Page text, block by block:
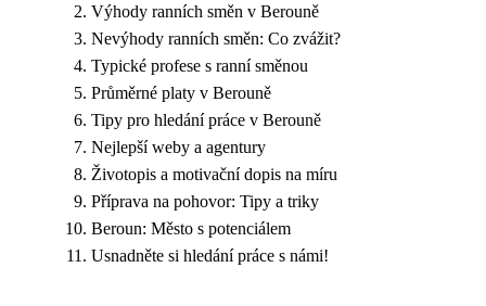
Výhody ranních směn v Berouně
Nevýhody ranních směn: Co zvážit?
Typické profese s ranní směnou
Průměrné platy v Berouně
Tipy pro hledání práce v Berouně
Nejlepší weby a agentury
Životopis a motivační dopis na míru
Příprava na pohovor: Tipy a triky
Beroun: Město s potenciálem
Usnadněte si hledání práce s námi!